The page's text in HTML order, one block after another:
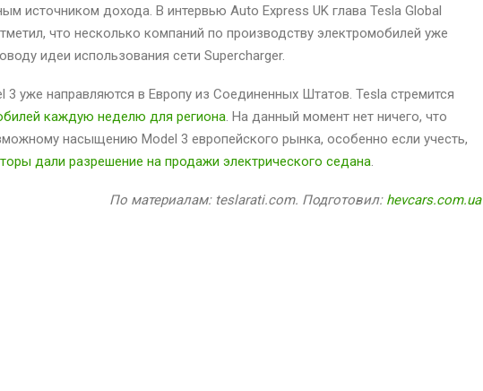
источником дохода. В интервью Auto Express UK глава Tesla Global
что несколько компаний по производству электромобилей уже
идеи использования сети Supercharger.
уже направляются в Европу из Соединенных Штатов. Tesla стремится
каждую неделю для региона. На данный момент нет ничего, что
насыщению Model 3 европейского рынка, особенно если учесть,
дали разрешение на продажи электрического седана.
По материалам: teslarati.com. Подготовил: hevcars.com.ua